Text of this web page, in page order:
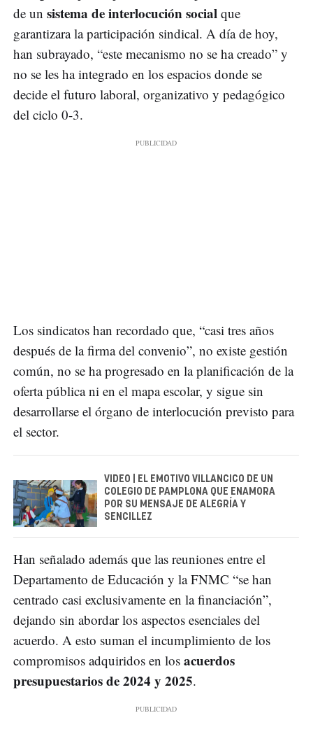
de un sistema de interlocución social que
garantizara la participación sindical. A día de hoy,
han subrayado, “este mecanismo no se ha creado” y
no se les ha integrado en los espacios donde se
decide el futuro laboral, organizativo y pedagógico
del ciclo 0-3.
Los sindicatos han recordado que, “casi tres años
después de la firma del convenio”, no existe gestión
común, no se ha progresado en la planificación de la
oferta pública ni en el mapa escolar, y sigue sin
desarrollarse el órgano de interlocución previsto para
el sector.
VIDEO | EL EMOTIVO VILLANCICO DE UN
COLEGIO DE PAMPLONA QUE ENAMORA
POR SU MENSAJE DE ALEGRÍA Y
SENCILLEZ
Han señalado además que las reuniones entre el
Departamento de Educación y la FNMC “se han
centrado casi exclusivamente en la financiación”,
dejando sin abordar los aspectos esenciales del
acuerdo. A esto suman el incumplimiento de los
compromisos adquiridos en los acuerdos
presupuestarios de 2024 y 2025.